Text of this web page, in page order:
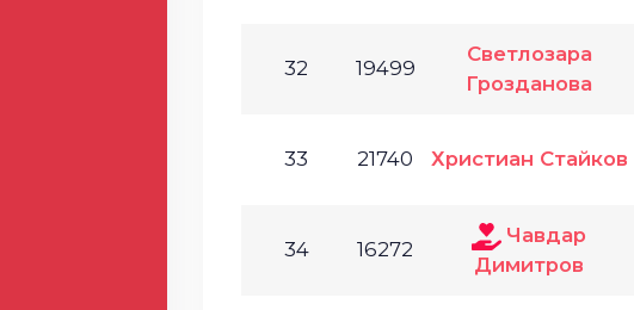
32 19499
Светлозара
Грозданова
33 21740 Христиан Стайков
34 16272
Чавдар
Димитров